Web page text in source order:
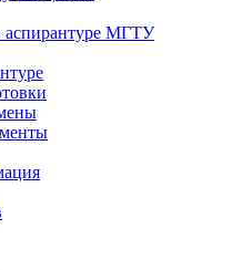
аспирантуре МГТУ